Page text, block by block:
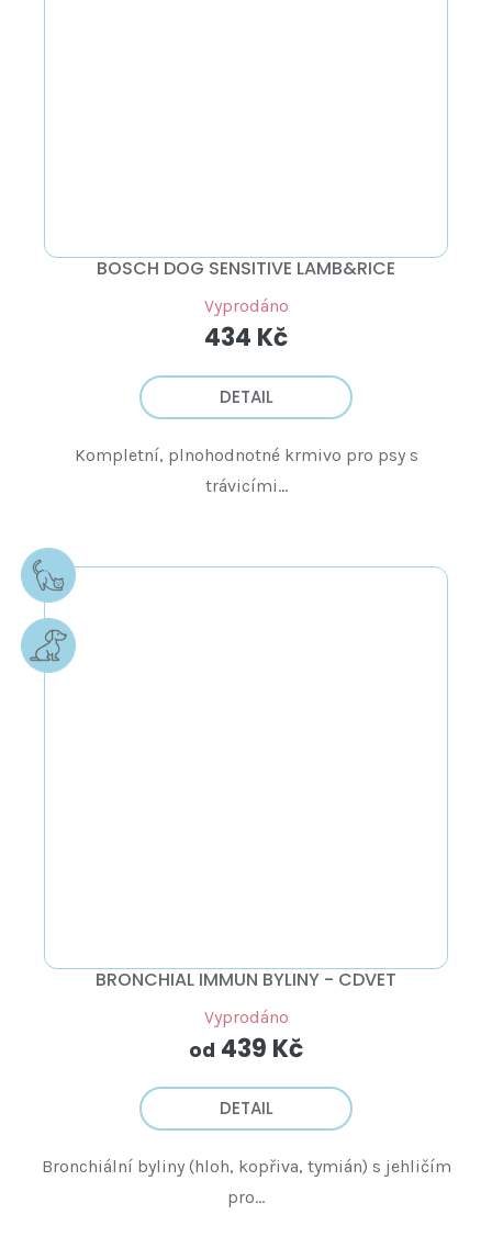
BOSCH DOG SENSITIVE LAMB&RICE
Vyprodáno
434 Kč
DETAIL
Kompletní, plnohodnotné krmivo pro psy s
trávicími...
BRONCHIAL IMMUN BYLINY - CDVET
Vyprodáno
od 439 Kč
DETAIL
Bronchiální byliny (hloh, kopřiva, tymián) s jehličím
pro...